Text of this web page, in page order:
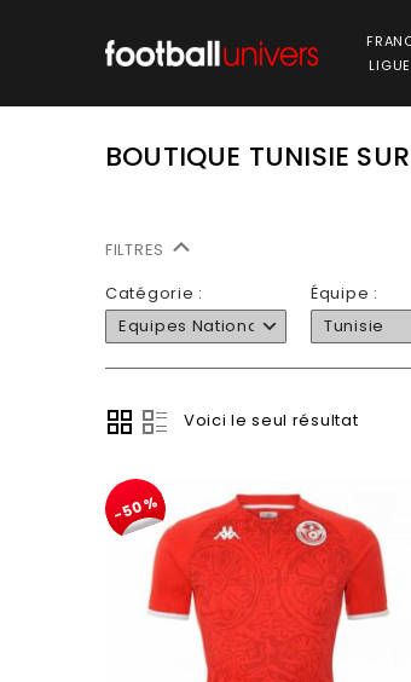
BOUTIQUE TUNISIE
FILTRES
Catégorie :
Equipes Nationales
Équipe :
Tunisie
Voici le seul résultat
-50%